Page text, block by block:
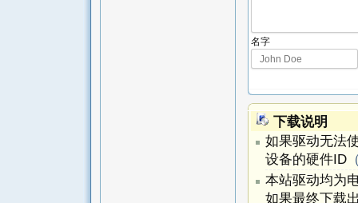
名字
下载说明
如果驱动无法
设备的硬件ID
本站驱动均为
如果最终下载